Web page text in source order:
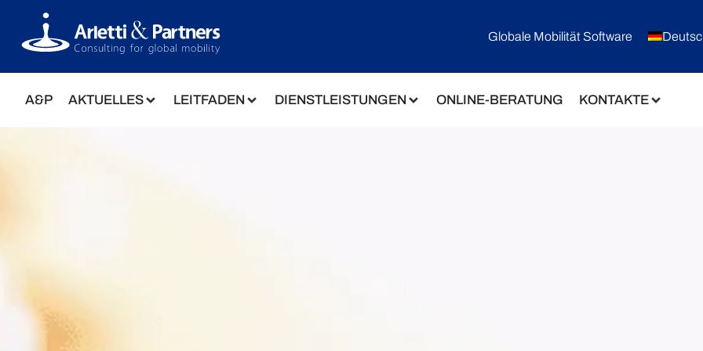
Globale Mobilität Software
A&P AKTUELLES LEITFADEN DIENSTLEISTUNGEN ONLINE-BERATUNG KONTAKTE